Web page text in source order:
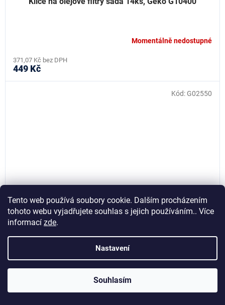
Tento web používá soubory cookie. Dalším procházením
tohoto webu vyjadřujete souhlas s jejich používáním.. Více
informací zde.
Nastavení
Souhlasím
Momentálně nedostupné
371,07 Kč bez DPH
449 Kč
Klíč na olejové filtry samosvorný 65 - 130mm, Geko
G02550
Kód: G02550